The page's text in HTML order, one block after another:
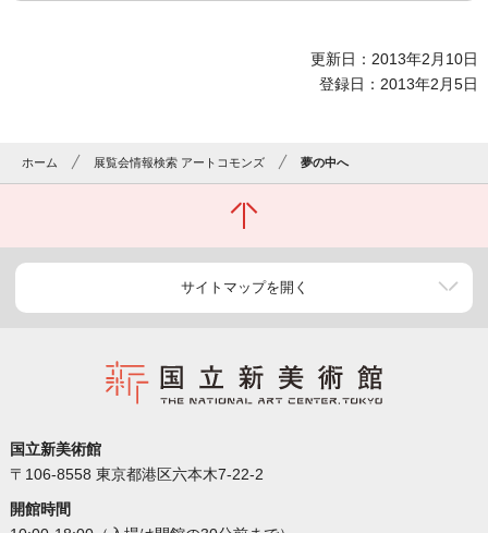
更新日：2013年2月10日
登録日：2013年2月5日
ホーム 展覧会情報検索 アートコモンズ 夢の中へ
サイトマップを開く
国立新美術館
〒106-8558 東京都港区六本木7-22-2
開館時間